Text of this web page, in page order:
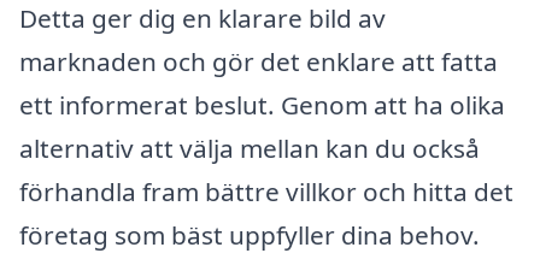
Detta ger dig en klarare bild av
marknaden och gör det enklare att fatta
ett informerat beslut. Genom att ha olika
alternativ att välja mellan kan du också
förhandla fram bättre villkor och hitta det
företag som bäst uppfyller dina behov.